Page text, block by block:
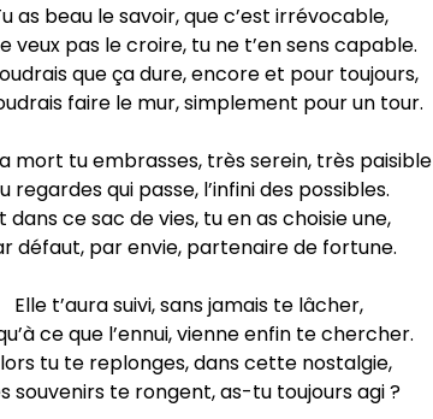
as beau le savoir, que c’est irrévocable,
veux pas le croire, tu ne t’en sens capable.
que ça dure, encore et pour toujours,
faire le mur, simplement pour un tour.
mort tu embrasses, très serein, très paisible
regardes qui passe, l’infini des possibles.
dans ce sac de vies, tu en as choisie une,
défaut, par envie, partenaire de fortune.
Elle t’aura suivi, sans jamais te lâcher,
ce que l’ennui, vienne enfin te chercher.
tu te replonges, dans cette nostalgie,
souvenirs te rongent, as-tu toujours agi ?